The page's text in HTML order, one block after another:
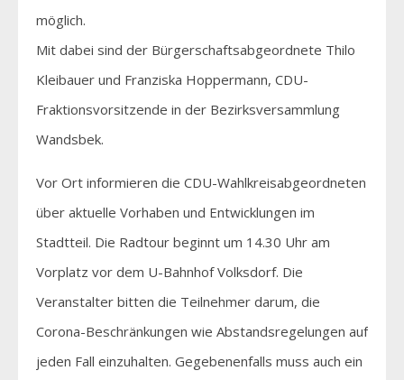
möglich.
Mit dabei sind der Bürgerschaftsabgeordnete Thilo
Kleibauer und Franziska Hoppermann, CDU-
Fraktionsvorsitzende in der Bezirksversammlung
Wandsbek.
Vor Ort informieren die CDU-Wahlkreisabgeordneten
über aktuelle Vorhaben und Entwicklungen im
Stadtteil. Die Radtour beginnt um 14.30 Uhr am
Vorplatz vor dem U-Bahnhof Volksdorf. Die
Veranstalter bitten die Teilnehmer darum, die
Corona-Beschränkungen wie Abstandsregelungen auf
jeden Fall einzuhalten. Gegebenenfalls muss auch ein